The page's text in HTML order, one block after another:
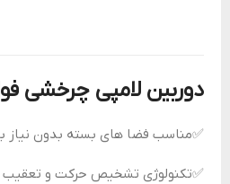
دوربین لامپی چرخشی
‍✅مناسب فضا های بسته بدون نیاز
‍✅تکنولوژی تشخیص حرکت و تعقیب